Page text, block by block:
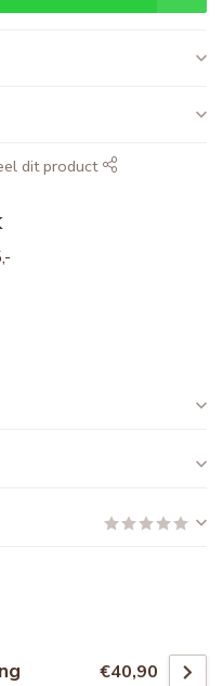
dit product
€40,90